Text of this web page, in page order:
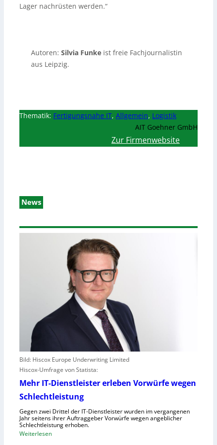
Lager nachrüsten werden.“
Autoren: Silvia Funke ist freie Fachjournalistin
aus Leipzig.
Thematik: Fertigungsnahe IT, Allgemein, Logistik
AIT Goehner GmbH
Zur Firmenwebsite
News
Bild: Hiscox Europe Underwriting Limited
Hiscox-Umfrage von Statista:
Mehr IT-Dienstleister erleben Vorwürfe wegen
Schlechtleistung
Gegen zwei Drittel der IT-Dienstleister wurden im vergangenen
Jahr seitens ihrer Auftraggeber Vorwürfe wegen angeblicher
Schlechtleistung erhoben.
Weiterlesen: